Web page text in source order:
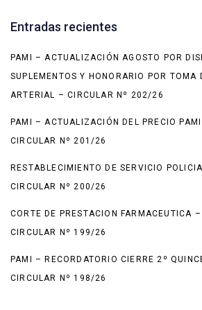
Entradas recientes
PAMI – ACTUALIZACIÓN AGOSTO POR
SUPLEMENTOS Y HONORARIO POR TOMA
ARTERIAL – CIRCULAR Nº 202/26
PAMI – ACTUALIZACIÓN DEL PRECIO
CIRCULAR Nº 201/26
RESTABLECIMIENTO DE SERVICIO
CIRCULAR Nº 200/26
CORTE DE PRESTACION FARMACEUTICA
CIRCULAR Nº 199/26
PAMI – RECORDATORIO CIERRE 2º
CIRCULAR Nº 198/26